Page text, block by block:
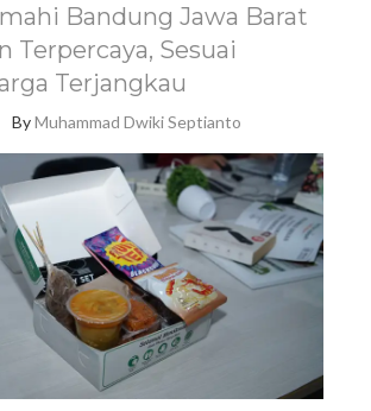
Bandung Jawa Barat
Terpercaya, Sesuai
Terjangkau
ByMuhammad Dwiki Septianto